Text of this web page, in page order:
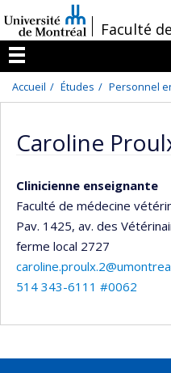
au
contenu
/Faculté de
Menu
Accueil Études Personnel
Caroline
Clinicienne enseignante
Faculté de médecine
Pav. 1425, av. des
ferme local 2727
514 343-6111 #0062